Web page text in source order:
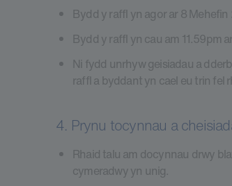
Bydd y raffl yn agor ar 8
Bydd y raffl yn cau am 11.59pm
Ni fydd unrhyw geisiadau a
raffl a byddant yn cael eu trin fel
4. Prynu tocynnau a
Rhaid talu am docynnau drwy
cymeradwy yn unig.